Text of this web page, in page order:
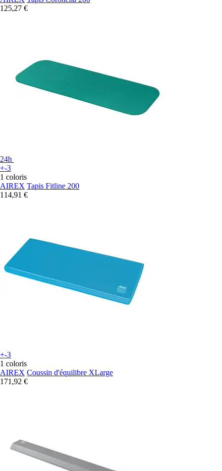
125,27 €
24h
+-3
1 coloris
AIREX Tapis Fitline 200
114,91 €
+-3
1 coloris
AIREX Coussin d'équilibre XLarge
171,92 €